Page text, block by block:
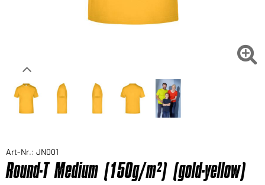
Sie möchten gerne für Ihren privaten Bedarf

Art-Nr.: JN001
Round-T Medium (150g/m²) (gold-yellow)